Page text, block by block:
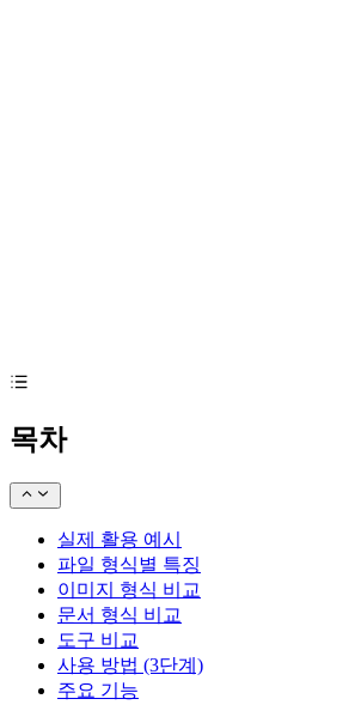
목차
실제 활용 예시
파일 형식별 특징
이미지 형식 비교
문서 형식 비교
도구 비교
사용 방법 (3단계)
주요 기능